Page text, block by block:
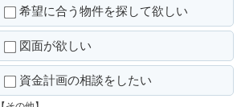
希望に合う物件を探して欲しい
図面が欲しい
資金計画の相談をしたい